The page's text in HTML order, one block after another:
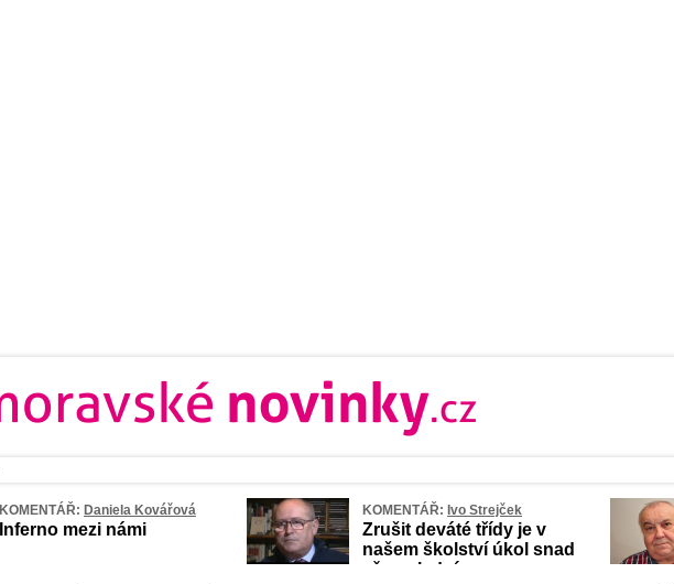
KOMENTÁŘ: Daniela Kovářová
Inferno mezi námi
KOMENTÁŘ: Ivo Strejček
Zrušit deváté třídy je v
našem školství úkol snad
až poslední